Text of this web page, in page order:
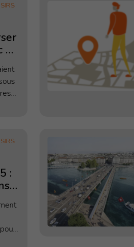
à
:
à